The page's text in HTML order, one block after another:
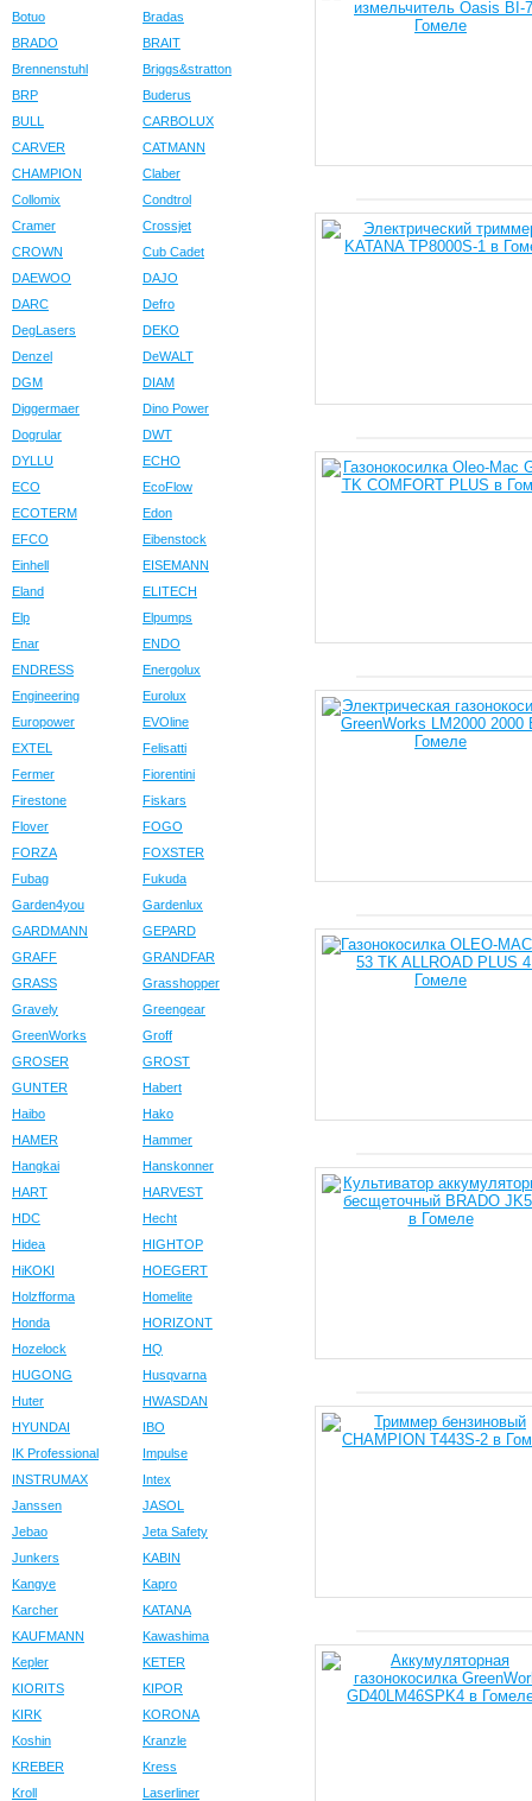
Botuo
Bradas
BRADO
BRAIT
Brennenstuhl
Briggs&stratton
BRP
Buderus
BULL
CARBOLUX
CARVER
CATMANN
CHAMPION
Claber
Collomix
Condtrol
Cramer
Crossjet
CROWN
Cub Cadet
DAEWOO
DAJO
DARC
Defro
DegLasers
DEKO
Denzel
DeWALT
DGM
DIAM
Diggermaer
Dino Power
Dogrular
DWT
DYLLU
ECHO
ECO
EcoFlow
ECOTERM
Edon
EFCO
Eibenstock
Einhell
EISEMANN
Eland
ELITECH
Elp
Elpumps
Enar
ENDO
ENDRESS
Energolux
Engineering
Eurolux
Europower
EVOline
EXTEL
Felisatti
Fermer
Fiorentini
Firestone
Fiskars
Flover
FOGO
FORZA
FOXSTER
Fubag
Fukuda
Garden4you
Gardenlux
GARDMANN
GEPARD
GRAFF
GRANDFAR
GRASS
Grasshopper
Gravely
Greengear
GreenWorks
Groff
GROSER
GROST
GUNTER
Habert
Haibo
Hako
HAMER
Hammer
Hangkai
Hanskonner
HART
HARVEST
HDC
Hecht
Hidea
HIGHTOP
HiKOKI
HOEGERT
Holzfforma
Homelite
Honda
HORIZONT
Hozelock
HQ
HUGONG
Husqvarna
Huter
HWASDAN
HYUNDAI
IBO
IK Professional
Impulse
INSTRUMAX
Intex
Janssen
JASOL
Jebao
Jeta Safety
Junkers
KABIN
Kangye
Kapro
Karcher
KATANA
KAUFMANN
Kawashima
Kepler
KETER
KIORITS
KIPOR
KIRK
KORONA
Koshin
Kranzle
KREBER
Kress
Kroll
Laserliner
Интерскол
Калибр